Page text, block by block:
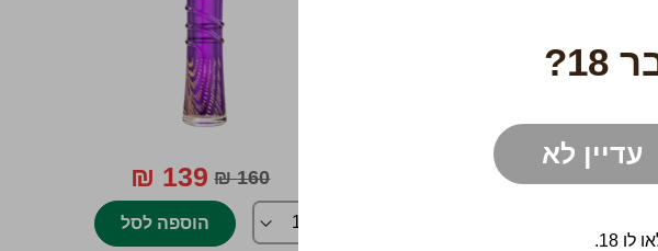
עדיין לא
18.
160 ₪
160 ₪
139 ₪
הוספה לסל